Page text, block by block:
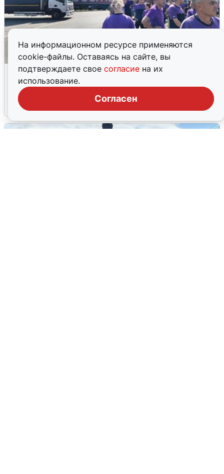
На информационном ресурсе применяются
cookie-файлы. Оставаясь на сайте, вы
подтверждаете свое согласие на их
использование.
Согласен
Склад Wildberries в Екатеринбурге
эвакуировали из-за БПЛА
5 августа